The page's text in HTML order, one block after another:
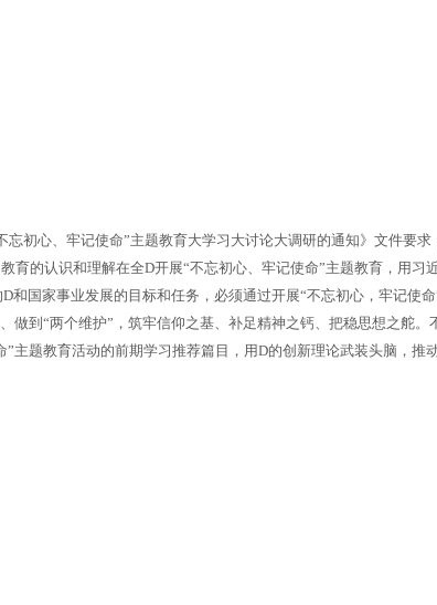
初心、牢记使命”主题教育大学习大讨论大调研的通知》文件要
育的认识和理解在全D开展“不忘初心、牢记使命”主题教育，用
国家事业发展的目标和任务，必须通过开展“不忘初心，牢记使
到“两个维护”，筑牢信仰之基、补足精神之钙、把稳思想之舵
主题教育活动的前期学习推荐篇目，用D的创新理论武装头脑，